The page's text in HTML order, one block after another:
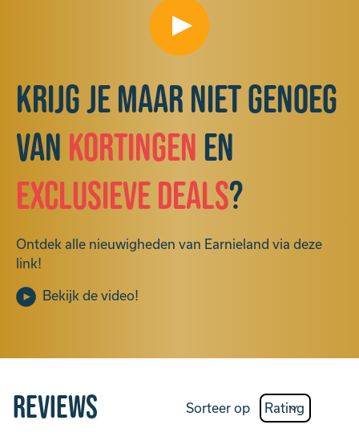
Krijg je maar niet genoeg
van kortingen en
exclusieve deals?
Ontdek alle nieuwigheden van Earnieland via deze
link!
Bekijk de video!
Reviews Sorteer op